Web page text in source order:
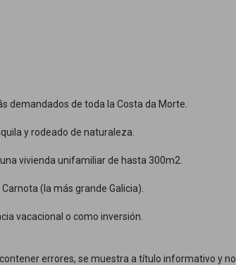
demandados de toda la Costa da Morte.
y rodeado de naturaleza.
vivienda unifamiliar de hasta 300m2.
(la más grande Galicia).
vacacional o como inversión.
errores, se muestra a título informativo y no